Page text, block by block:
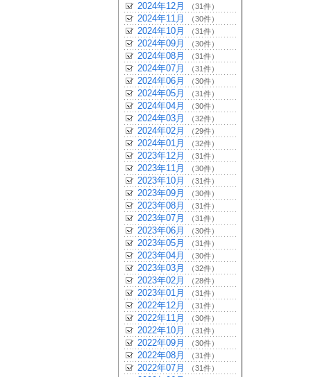
2024年12月 （31件）
2024年11月 （30件）
2024年10月 （31件）
2024年09月 （30件）
2024年08月 （31件）
2024年07月 （31件）
2024年06月 （30件）
2024年05月 （31件）
2024年04月 （30件）
2024年03月 （32件）
2024年02月 （29件）
2024年01月 （32件）
2023年12月 （31件）
2023年11月 （30件）
2023年10月 （31件）
2023年09月 （30件）
2023年08月 （31件）
2023年07月 （31件）
2023年06月 （30件）
2023年05月 （31件）
2023年04月 （30件）
2023年03月 （32件）
2023年02月 （28件）
2023年01月 （31件）
2022年12月 （31件）
2022年11月 （30件）
2022年10月 （31件）
2022年09月 （30件）
2022年08月 （31件）
2022年07月 （31件）